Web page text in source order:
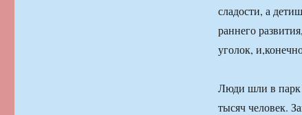
сладости, а
раннего
уголок,
Люди шли в парк
тысяч человек.